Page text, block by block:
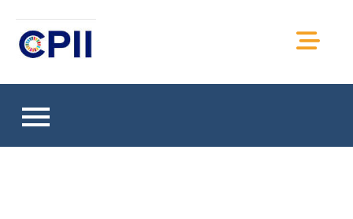
content
Chia sẻ thông tin, kiến thức, tài liệu CPII Việt